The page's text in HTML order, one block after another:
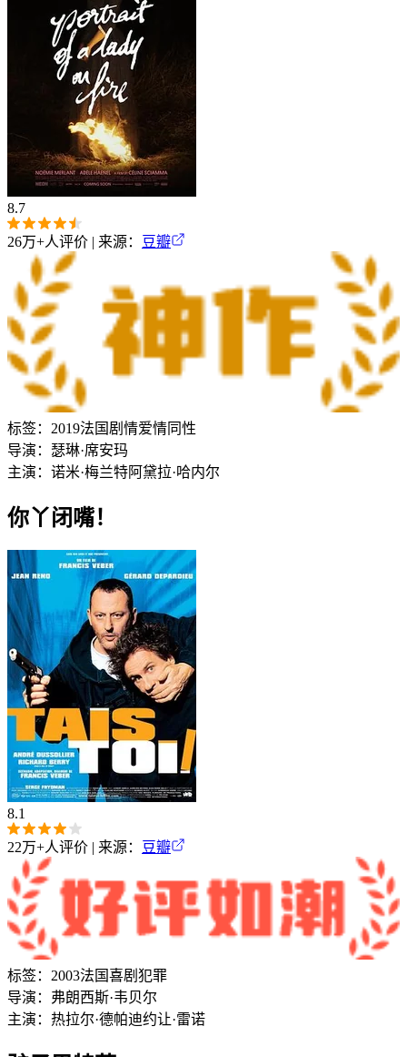
8.7
26万+人评价 | 来源： 豆瓣
标签： 2019法国 剧情爱情同性
导演： 瑟琳·席安玛
主演： 诺米·梅兰特阿黛拉·哈内尔
你丫闭嘴！
8.1
22万+人评价 | 来源： 豆瓣
标签： 2003法国喜剧 犯罪
导演： 弗朗西斯·韦贝尔
主演： 热拉尔·德帕迪约让·雷诺